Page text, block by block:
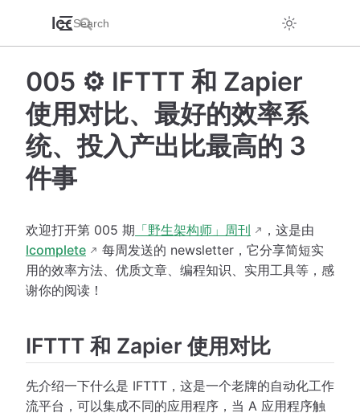
lcomplete 的技术分享
005 ⚙️ IFTTT 和 Zapier
使用对比、最好的效率系
统、投入产出比最高的 3
件事
欢迎打开第 005 期 「野生架构师」周刊
，这是由
lcomplete
每周发送的 newsletter，它分享简短实
用的效率方法、优质文章、编程知识、实用工具等，感
谢你的阅读！
IFTTT 和 Zapier 使用对比
先介绍一下什么是 IFTTT，这是一个老牌的自动化工作
流平台，可以集成不同的应用程序，当 A 应用程序触